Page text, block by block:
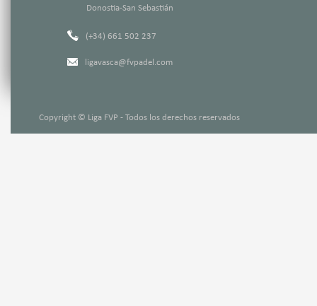
Donostia-San Sebastián
(+34) 661 502 237
ligavasca@fvpadel.com
Copyright © Liga FVP - Todos los derechos reservados